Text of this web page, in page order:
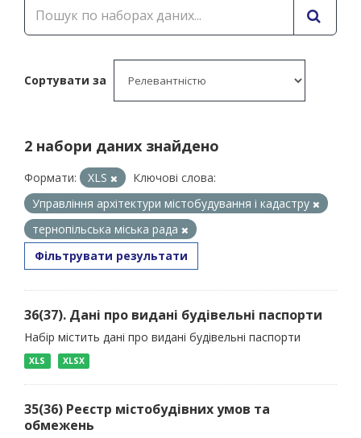
Сортувати за
2 набори даних знайдено
Формати: XLS
Ключові слова:
Управління архітектури містобудування і кадастру
тернопільська міська рада
Фільтрувати результати
36(37). Дані про видані будівельні паспорти
Набір містить дані про видані будівельні паспорти
XLS XLSX
35(36) Реєстр містобудівних умов та
обмежень